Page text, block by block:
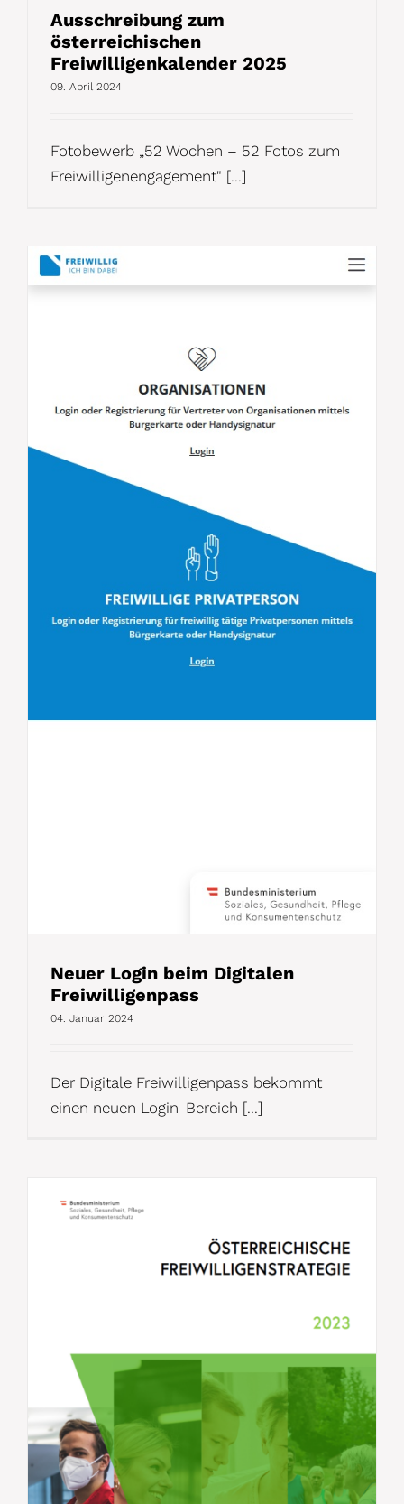
Ausschreibung zum
österreichischen
Freiwilligenkalender 2025
09. April 2024
Fotobewerb „52 Wochen – 52 Fotos zum
Freiwilligenengagement" [...]
Neuer Login beim Digitalen
Freiwilligenpass
04. Januar 2024
Der Digitale Freiwilligenpass bekommt
einen neuen Login-Bereich [...]